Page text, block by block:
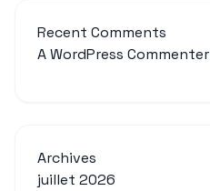
Recent Comments
A WordPress Commenter
Archives
juillet 2026